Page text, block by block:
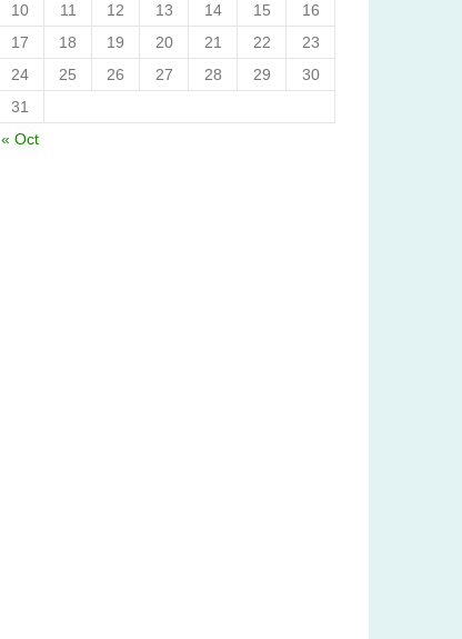
10
11 12 13 14 15
16
17
18 19 20 21 22
23
24
25 26 27 28 29
30
31
« Oct